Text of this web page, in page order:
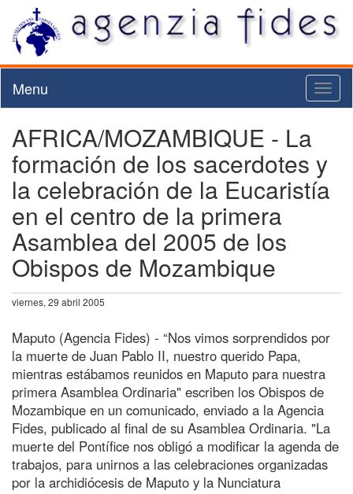
Menu
AFRICA/MOZAMBIQUE - La
formación de los sacerdotes y
la celebración de la Eucaristía
en el centro de la primera
Asamblea del 2005 de los
Obispos de Mozambique
viernes, 29 abril 2005
Maputo (Agencia Fides) - “Nos vimos sorprendidos por
la muerte de Juan Pablo II, nuestro querido Papa,
mientras estábamos reunidos en Maputo para nuestra
primera Asamblea Ordinaria" escriben los Obispos de
Mozambique en un comunicado, enviado a la Agencia
Fides, publicado al final de su Asamblea Ordinaria. "La
muerte del Pontífice nos obligó a modificar la agenda de
trabajos, para unirnos a las celebraciones organizadas
por la archidiócesis de Maputo y la Nunciatura